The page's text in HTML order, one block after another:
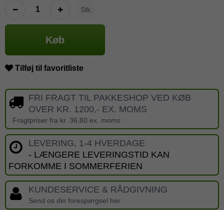
Stk.
Køb
Tilføj til favoritliste
FRI FRAGT TIL PAKKESHOP VED KØB
OVER KR. 1200,- EX. MOMS
Fragtpriser fra kr. 36,80 ex. moms
LEVERING, 1-4 HVERDAGE
- LÆNGERE LEVERINGSTID KAN
FORKOMME I SOMMERFERIEN
KUNDESERVICE & RÅDGIVNING
Send os din forespørgsel her